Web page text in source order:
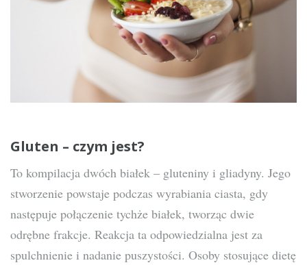
Gluten – czym jest?
To kompilacja dwóch białek – gluteniny i gliadyny. Jego
stworzenie powstaje podczas wyrabiania ciasta, gdy
następuje połączenie tychże białek, tworząc dwie
odrębne frakcje. Reakcja ta odpowiedzialna jest za
spulchnienie i nadanie puszystości. Osoby stosujące dietę